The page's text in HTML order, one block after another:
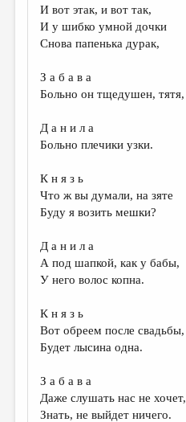
И вот этак, и вот так,
И у шибко умной дочки
Снова папенька дурак,
З а б а в а
Больно он тщедушен, тятя,
Д а н и л а
Больно плечики узки.
К н я з ь
Что ж вы думали, на зяте
Буду я возить мешки?
Д а н и л а
А под шапкой, как у бабы,
У него волос копна.
К н я з ь
Вот обреем после свадьбы,
Будет лысина одна.
З а б а в а
Даже слушать нас не хочет,
Знать, не выйдет ничего.